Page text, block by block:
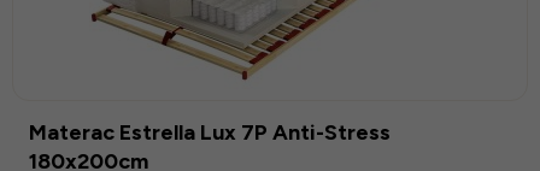
Materac Estrella Lux 7P Anti-Stress
180x200cm